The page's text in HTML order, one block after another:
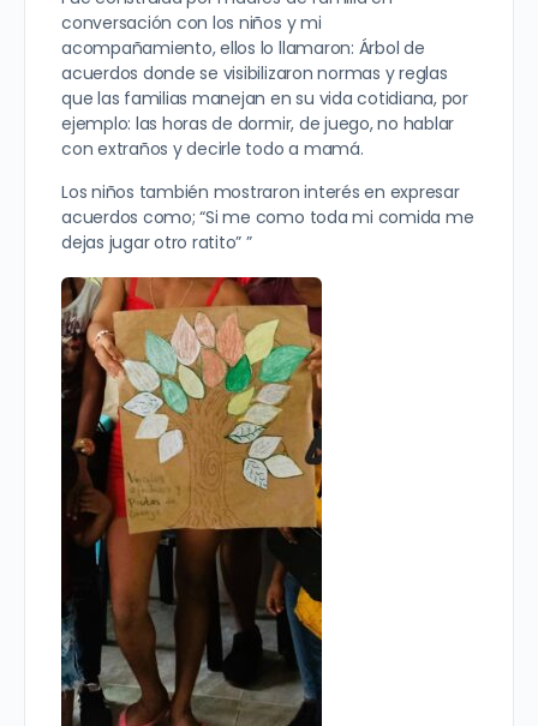
conversación con los niños y mi
acompañamiento, ellos lo llamaron: Árbol de
acuerdos donde se visibilizaron normas y reglas
que las familias manejan en su vida cotidiana, por
ejemplo: las horas de dormir, de juego, no hablar
con extraños y decirle todo a mamá.
Los niños también mostraron interés en expresar
acuerdos como; “Si me como toda mi comida me
dejas jugar otro ratito” ”